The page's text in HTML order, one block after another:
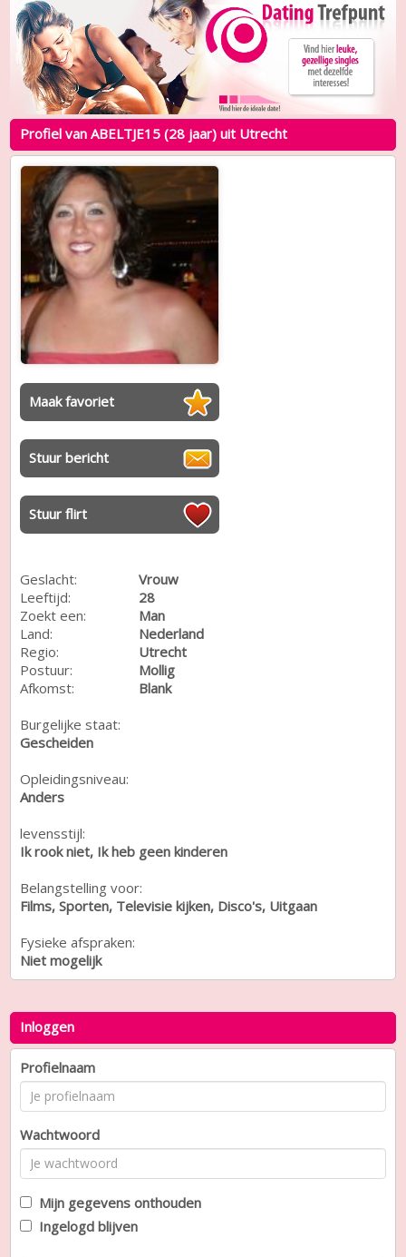
Profiel van ABELTJE15 (28 jaar) uit Utrecht
Maak favoriet
Stuur bericht
Stuur flirt
Geslacht:
Vrouw
Leeftijd:
28
Zoekt een:
Man
Land:
Nederland
Regio:
Utrecht
Postuur:
Mollig
Afkomst:
Blank
Burgelijke staat:
Gescheiden
Opleidingsniveau:
Anders
levensstijl:
Ik rook niet, Ik heb geen kinderen
Belangstelling voor:
Films, Sporten, Televisie kijken, Disco's, Uitgaan
Fysieke afspraken:
Niet mogelijk
Inloggen
Profielnaam
Wachtwoord
Mijn gegevens onthouden
Ingelogd blijven